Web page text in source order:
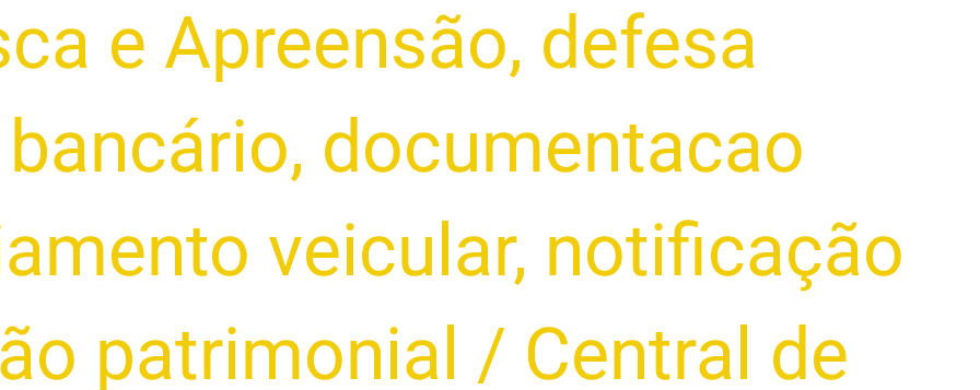
e Apreensão, defesa
, documentacao
veicular, notificação
patrimonial / Central de